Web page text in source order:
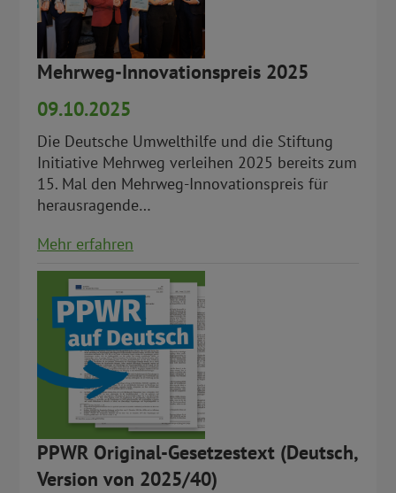
Mehrweg-Innovationspreis 2025
09.10.2025
Die Deutsche Umwelthilfe und die Stiftung
Initiative Mehrweg verleihen 2025 bereits zum
15. Mal den Mehrweg-Innovationspreis für
herausragende…
Mehr erfahren
PPWR Original-Gesetzestext (Deutsch,
Version von 2025/40)